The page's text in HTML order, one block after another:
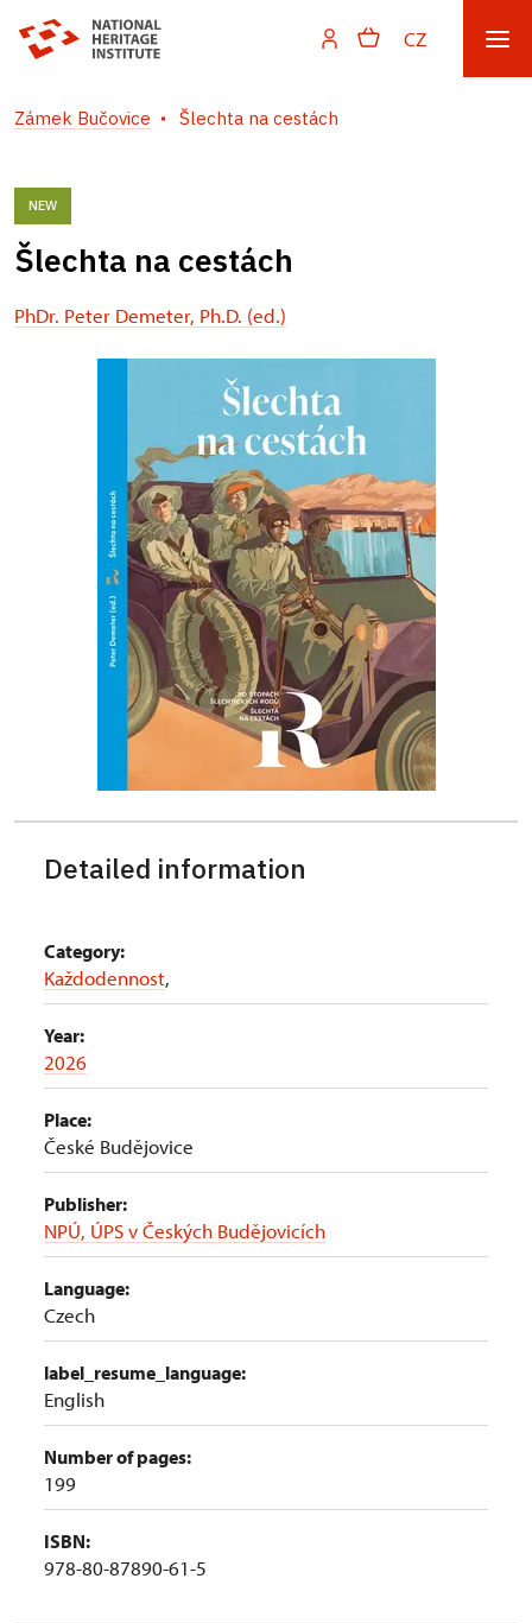
CZ
Zámek Bučovice Šlechta na cestách
NEW
Šlechta na cestách
PhDr. Peter Demeter, Ph.D. (ed.)
Detailed information
Category:
Každodennost,
Year:
2026
Place:
České Budějovice
Publisher:
NPÚ, ÚPS v Českých Budějovicích
Language:
Czech
label_resume_language:
English
Number of pages:
199
ISBN:
978-80-87890-61-5